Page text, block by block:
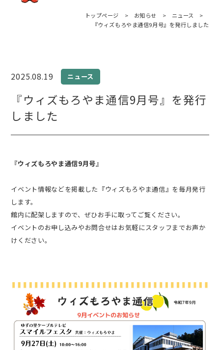
トップページ > お知らせ > ニュース
>
『ウィズもろやま通信9月号』を発行しました
2025.08.19 ニュース
『ウィズもろやま通信9月号』を発行
しました
『ウィズもろやま通信9月号』
イベント情報などを掲載した『ウィズもろやま通信』を毎月発行
します。
館内に配架しますので、ぜひお手に取ってご覧ください。
イベントのお申し込みやお問合せはお気軽にスタッフまでお声か
けください。